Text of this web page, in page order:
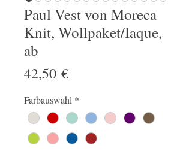
Paul Vest von Moreca
Knit, Wollpaket/Iaque,
ab
42,50 €Preis
Farbauswahl *